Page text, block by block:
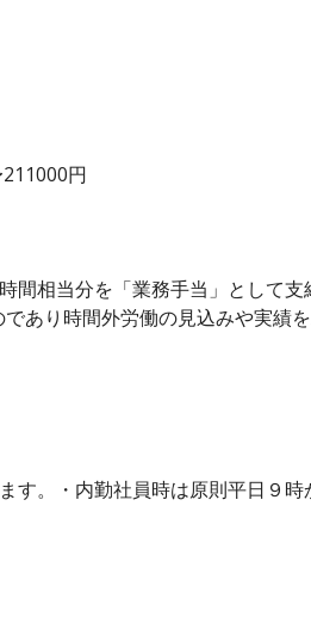
円
相当分を「業務手当」として
あり時間外労働の見込みや実績
。・内勤社員時は原則平日９時